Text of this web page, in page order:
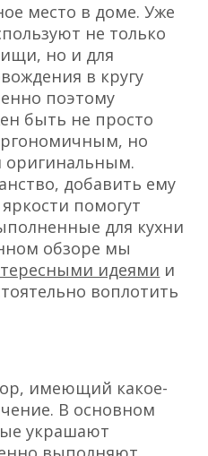
место в доме. Уже
не только
но и для
в кругу
поэтому
быть не просто
но
добавить ему
помогут
для кухни
обзоре мы
идеями и
воплотить
имеющий какое-
В основном
украшают